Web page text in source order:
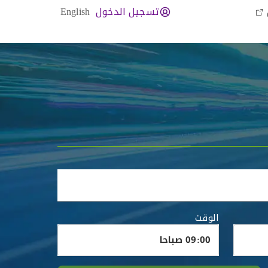
تسجيل الدخول English
الوقت